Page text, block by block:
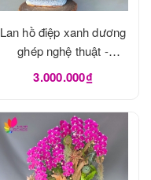
Lan hồ điệp xanh dương
ghép nghệ thuật -
LHD1240
3.000.000₫